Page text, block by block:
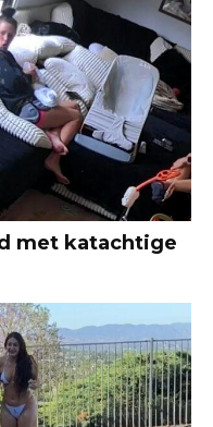
met katachtige